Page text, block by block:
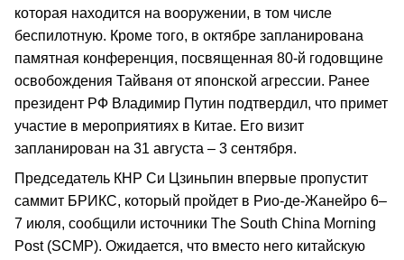
которая находится на вооружении, в том числе
беспилотную. Кроме того, в октябре запланирована
памятная конференция, посвященная 80-й годовщине
освобождения Тайваня от японской агрессии. Ранее
президент РФ Владимир Путин подтвердил, что примет
участие в мероприятиях в Китае. Его визит
запланирован на 31 августа – 3 сентября.
Председатель КНР Си Цзиньпин впервые пропустит
саммит БРИКС, который пройдет в Рио-де-Жанейро 6–
7 июля, сообщили источники The South China Morning
Post (SCMP). Ожидается, что вместо него китайскую